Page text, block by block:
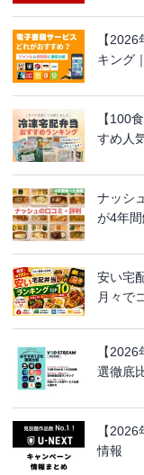
【
キング
【100
すめ人
ナッシ
が4年
安い宅
月々で
【
選徹底
【
情報